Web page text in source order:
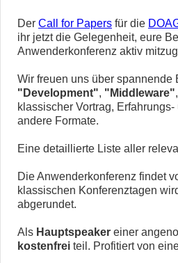
Der Call for Papers für die
ihr jetzt die Gelegenheit, eure
Anwenderkonferenz aktiv
Wir freuen uns über spannende
"Development", "Middleware",
klassischer Vortrag,
andere Formate.
Eine detaillierte Liste aller
Die Anwenderkonferenz findet
klassischen Konferenztagen
abgerundet.
Als Hauptspeaker einer
kostenfrei teil. Profitiert von